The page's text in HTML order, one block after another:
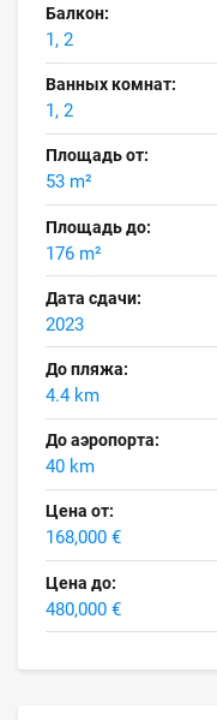
Балкон:
1, 2
Ванных комнат:
1, 2
Площадь от:
53 m²
Площадь до:
176 m²
Дата сдачи:
2023
До пляжа:
4.4 km
До аэропорта:
40 km
Цена от:
168,000 €
Цена до:
480,000 €